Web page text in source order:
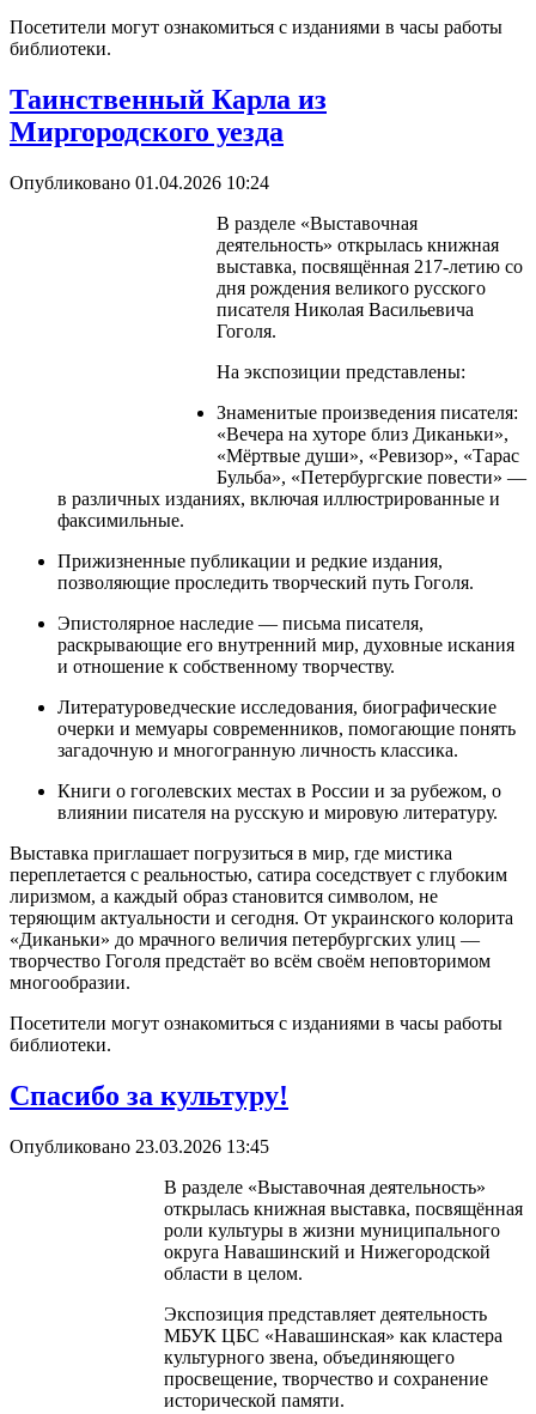
Посетители могут ознакомиться с изданиями в часы работы
библиотеки.
Таинственный Карла из
Миргородского уезда
Опубликовано 01.04.2026 10:24
В разделе «Выставочная
деятельность» открылась книжная
выставка, посвящённая 217-летию со
дня рождения великого русского
писателя Николая Васильевича
Гоголя.
На экспозиции представлены:
Знаменитые произведения писателя:
«Вечера на хуторе близ Диканьки»,
«Мёртвые души», «Ревизор», «Тарас
Бульба», «Петербургские повести» —
в различных изданиях, включая иллюстрированные и
факсимильные.
Прижизненные публикации и редкие издания,
позволяющие проследить творческий путь Гоголя.
Эпистолярное наследие — письма писателя,
раскрывающие его внутренний мир, духовные искания
и отношение к собственному творчеству.
Литературоведческие исследования, биографические
очерки и мемуары современников, помогающие понять
загадочную и многогранную личность классика.
Книги о гоголевских местах в России и за рубежом, о
влиянии писателя на русскую и мировую литературу.
Выставка приглашает погрузиться в мир, где мистика
переплетается с реальностью, сатира соседствует с глубоким
лиризмом, а каждый образ становится символом, не
теряющим актуальности и сегодня. От украинского колорита
«Диканьки» до мрачного величия петербургских улиц —
творчество Гоголя предстаёт во всём своём неповторимом
многообразии.
Посетители могут ознакомиться с изданиями в часы работы
библиотеки.
Спасибо за культуру!
Опубликовано 23.03.2026 13:45
В разделе «Выставочная деятельность»
открылась книжная выставка, посвящённая
роли культуры в жизни муниципального
округа Навашинский и Нижегородской
области в целом.
Экспозиция представляет деятельность
МБУК ЦБС «Навашинская» как кластера
культурного звена, объединяющего
просвещение, творчество и сохранение
исторической памяти.